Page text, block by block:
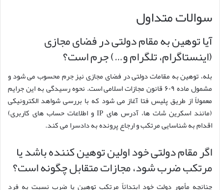
سوالات متداول
آیا توهین به مقام دولتی در فضای مجازی
(اینستاگرام، تلگرام و…) جرم است؟
بله، توهین به مقامات دولتی در فضای مجازی نیز جرم محسوب می شود و
مشمول ماده ۶۰۹ قانون مجازات اسلامی است. نحوه رسیدگی به این جرایم
معمولاً از طریق پلیس فتا آغاز می شود که با بررسی شواهد الکترونیکی
(مانند اسکرین شات ها، آدرس های IP و اطلاعات حساب های کاربری)
اقدام به شناسایی مرتکب و ارجاع پرونده به دادسرا می کند.
اگر مقام دولتی خود اولین توهین کننده باشد یا
مرتکب ضرب شود، مجازات متقابل چگونه است؟
چنانچه مأمور دولت خود ابتدائاً مرتکب توهین یا ضرب نسبت به فرد